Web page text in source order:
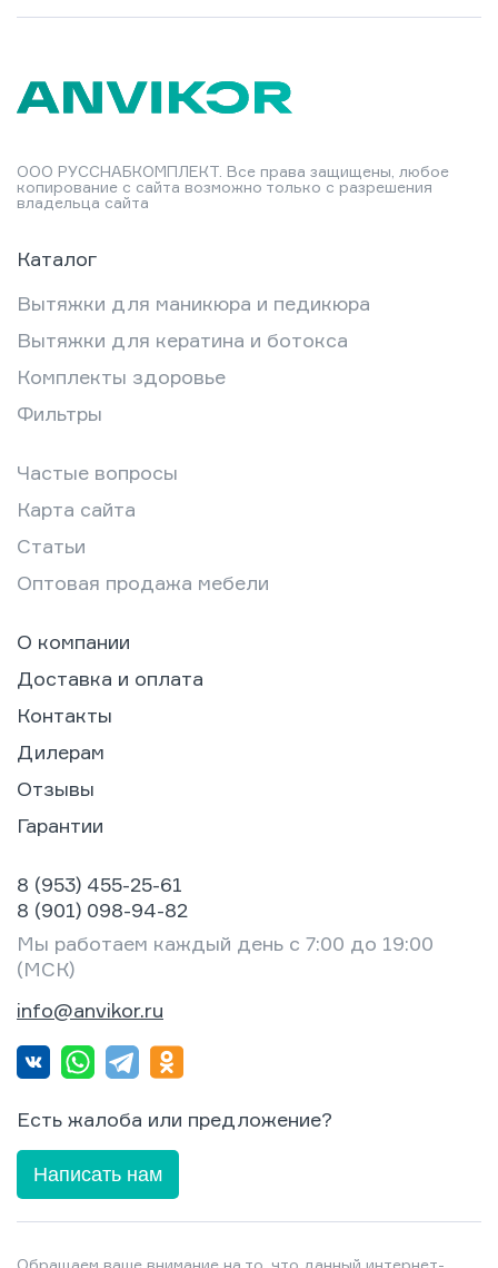
грамотный выбор: где можно
сэкономить без ущерба репутации, а
конкретные стратегии управления
расходами: от расчёта
ООО РУССНАБКОМПЛЕКТ. Все права защищены, любое
копирование с сайта возможно только с разрешения
владельца сайта
Каталог
Вытяжки для маникюра и педикюра
Вытяжки для кератина и ботокса
Комплекты здоровье
Фильтры
Частые вопросы
Карта сайта
Статьи
Оптовая продажа мебели
О компании
Доставка и оплата
Контакты
Дилерам
Отзывы
Гарантии
8 (953) 455-25-61
8 (901) 098-94-82
Мы работаем каждый день с 7:00 до 19:00
(МСК)
info@anvikor.ru
Есть жалоба или предложение?
Написать нам
Обращаем ваше внимание на то, что данный интернет-